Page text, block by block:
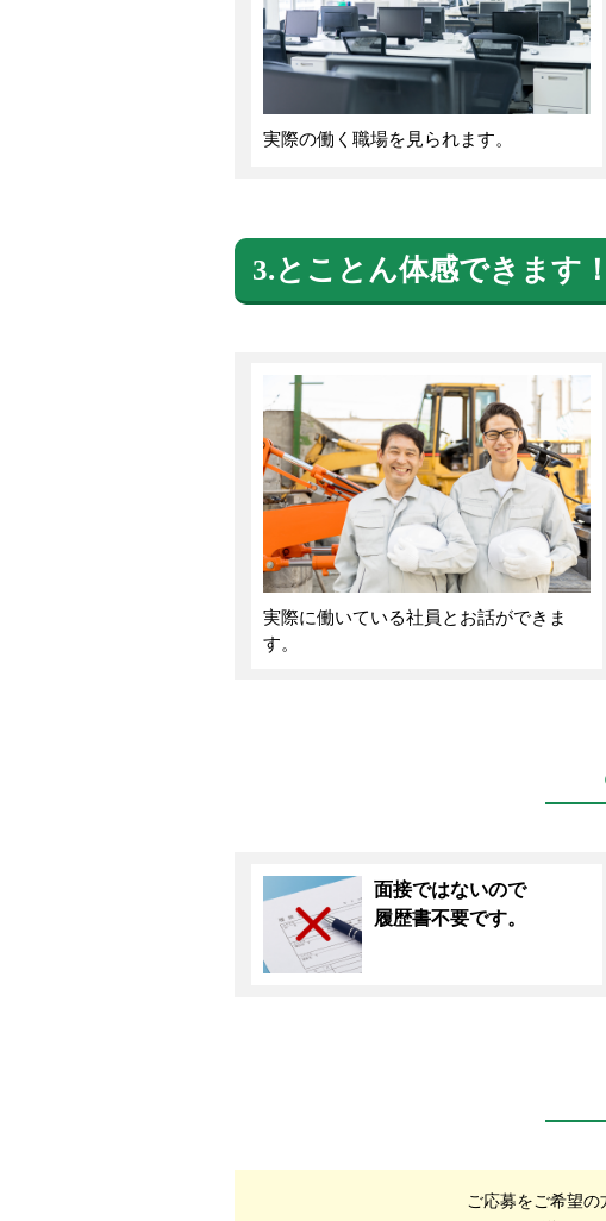
実際の働く職場を見られます。
3.とことん体感できます！
実際に働いている社員とお話ができま
す。
面接ではないので
履歴書不要です。
ご応募をご希望の